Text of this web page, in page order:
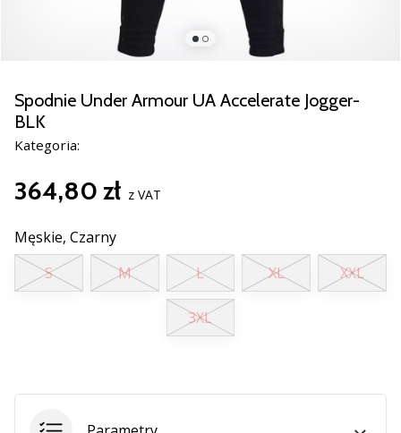
wszystkie
artykuły
Spodnie Under Armour UA Accelerate Jogger-
BLK
Kategoria:
364,80 zł z VAT
Męskie, Czarny
S
M L XL XXL
3XL